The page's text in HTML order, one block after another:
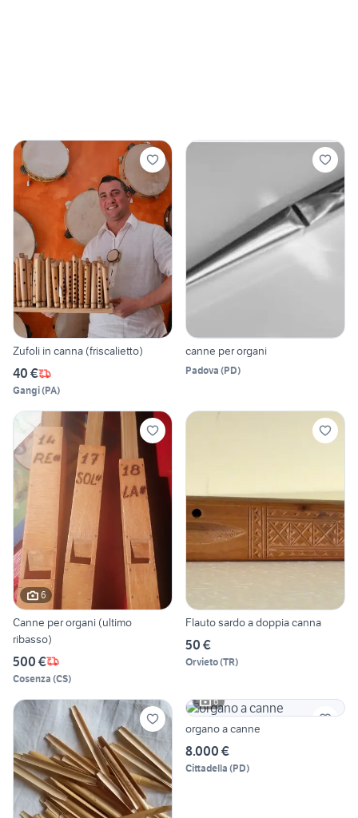
Zufoli in canna (friscalietto)
40 €
Gangi(PA)
canne per organi
Padova (PD)
6
Canne per organi (ultimo
ribasso)
500 €
Cosenza (CS)
Flauto sardo a doppia canna
50 €
Orvieto(TR)
6
organo a canne
8.000 €
Cittadella (PD)